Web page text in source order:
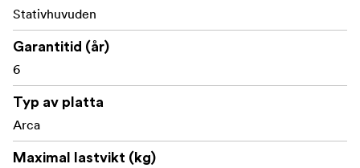
Stativhuvuden
Garantitid (år)
6
Typ av platta
Arca
Maximal lastvikt (kg)